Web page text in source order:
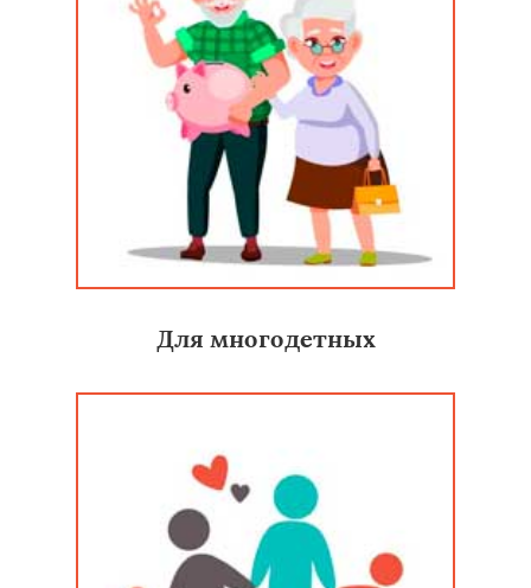
Для многодетных